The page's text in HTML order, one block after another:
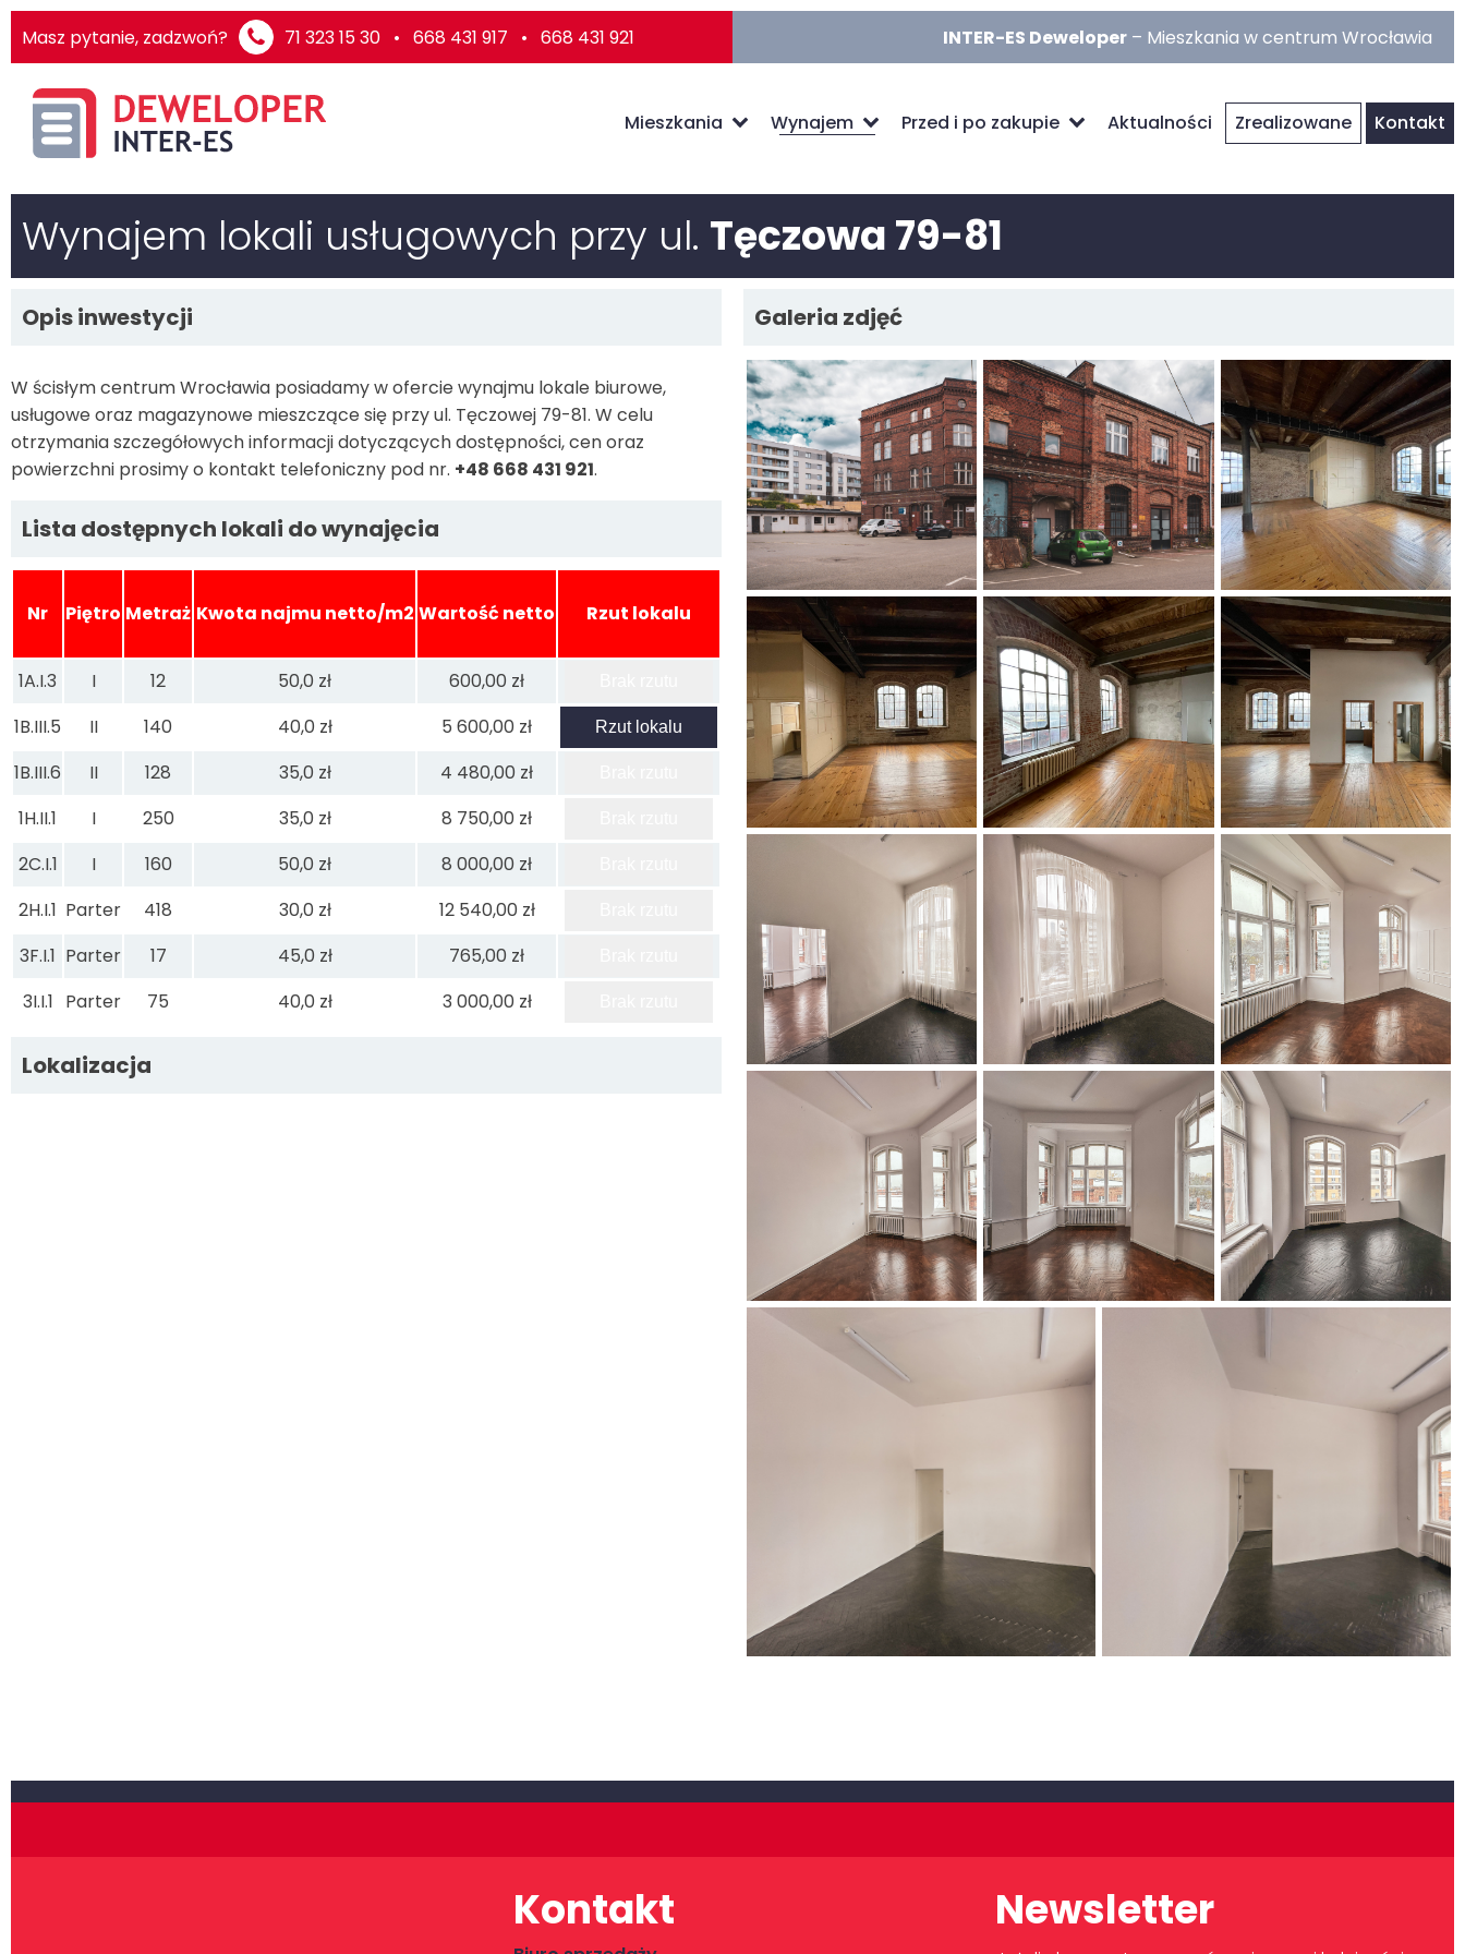
Masz pytanie, zadzwoń? 71 323 15 30 • 668 431 917 • 668 431 921 INTER-ES Deweloper – Mieszkania w centrum Wrocławia
Mieszkania Wynajem Przed i po zakupie Aktualności Zrealizowane Kontakt
Wynajem lokali usługowych przy ul. Tęczowa 79-81
Opis inwestycji
W ścisłym centrum Wrocławia posiadamy w ofercie wynajmu lokale biurowe,
usługowe oraz magazynowe mieszczące się przy ul. Tęczowej 79-81. W celu
otrzymania szczegółowych informacji dotyczących dostępności, cen oraz
powierzchni prosimy o kontakt telefoniczny pod nr. +48 668 431 921.
Lista dostępnych lokali do wynajęcia
Nr Piętro Metraż Kwota najmu netto/m2 Wartość netto Rzut lokalu
1A.I.3 I 12 50,0 zł 600,00 zł
1B.III.5 II 140 40,0 zł 5 600,00 zł Rzut lokalu
1B.III.6 II 128 35,0 zł 4 480,00 zł
1H.II.1 I 250 35,0 zł 8 750,00 zł
2C.I.1 I 160 50,0 zł 8 000,00 zł
2H.I.1 Parter 418 30,0 zł 12 540,00 zł
3F.I.1 Parter 17 45,0 zł 765,00 zł
3I.I.1 Parter 75 40,0 zł 3 000,00 zł
Lokalizacja
Galeria zdjęć
Kontakt Newsletter